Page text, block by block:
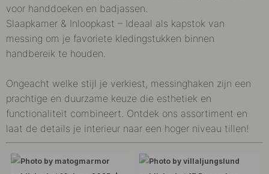
voor handdoeken en badjassen.
Slaapkamer & Inloopkast – Ideaal als kapstok van
messing om je favoriete kledingstukken binnen
handbereik te houden.
Ongeacht welke stijl je verkiest, messinghaken zijn een
prachtige en duurzame keuze die esthetiek en
functionaliteit combineert. Ontdek ons assortiment en
laat de details je interieur naar een hoger niveau tillen!